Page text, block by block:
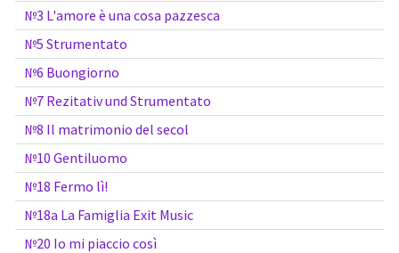
№3 L'amore è una cosa pazzesca
№5 Strumentato
№6 Buongiorno
№7 Rezitativ und Strumentato
№8 Il matrimonio del secol
№10 Gentiluomo
№18 Fermo lì!
№18a La Famiglia Exit Music
№20 Io mi piaccio così